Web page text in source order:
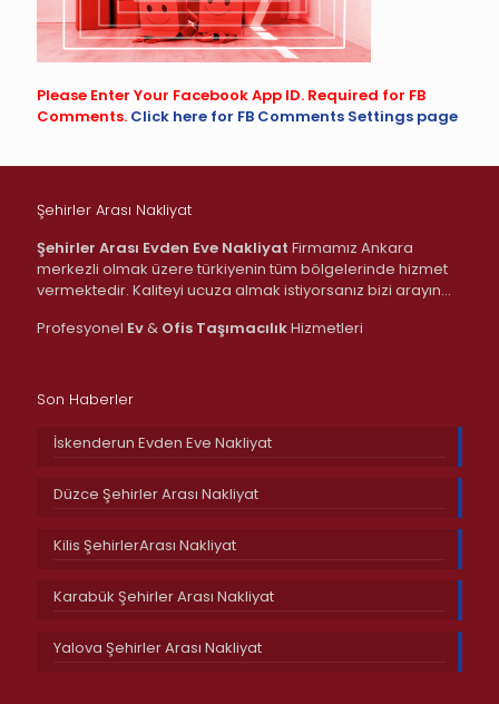
Please Enter Your Facebook App ID. Required for FB
Comments. Click here for FB Comments Settings page
Şehirler Arası Nakliyat
Şehirler Arası Evden Eve Nakliyat Firmamız Ankara
merkezli olmak üzere türkiyenin tüm bölgelerinde hizmet
vermektedir. Kaliteyi ucuza almak istiyorsanız bizi arayın…
Profesyonel Ev& Ofis TaşımacılıkHizmetleri
Son Haberler
İskenderun Evden Eve Nakliyat
Düzce Şehirler Arası Nakliyat
Kilis ŞehirlerArası Nakliyat
Karabük Şehirler Arası Nakliyat
Yalova Şehirler Arası Nakliyat